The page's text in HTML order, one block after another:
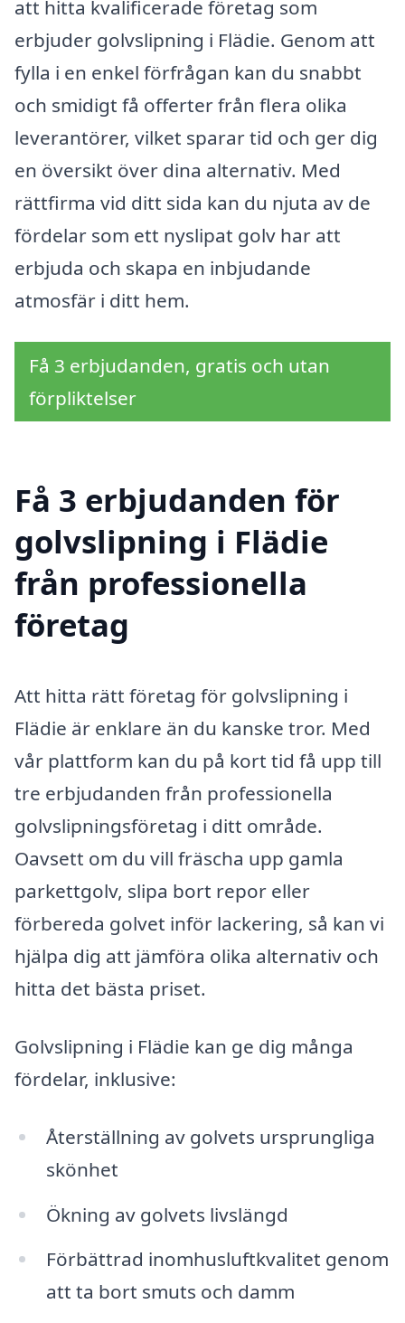
att hitta kvalificerade företag som
erbjuder golvslipning i Flädie. Genom att
fylla i en enkel förfrågan kan du snabbt
och smidigt få offerter från flera olika
leverantörer, vilket sparar tid och ger dig
en översikt över dina alternativ. Med
rättfirma vid ditt sida kan du njuta av de
fördelar som ett nyslipat golv har att
erbjuda och skapa en inbjudande
atmosfär i ditt hem.
Få 3 erbjudanden, gratis och utan
förpliktelser
Få 3 erbjudanden för
golvslipning i Flädie
från professionella
företag
Att hitta rätt företag för golvslipning i
Flädie är enklare än du kanske tror. Med
vår plattform kan du på kort tid få upp till
tre erbjudanden från professionella
golvslipningsföretag i ditt område.
Oavsett om du vill fräscha upp gamla
parkettgolv, slipa bort repor eller
förbereda golvet inför lackering, så kan vi
hjälpa dig att jämföra olika alternativ och
hitta det bästa priset.
Golvslipning i Flädie kan ge dig många
fördelar, inklusive:
Återställning av golvets ursprungliga
skönhet
Ökning av golvets livslängd
Förbättrad inomhusluftkvalitet genom
att ta bort smuts och damm